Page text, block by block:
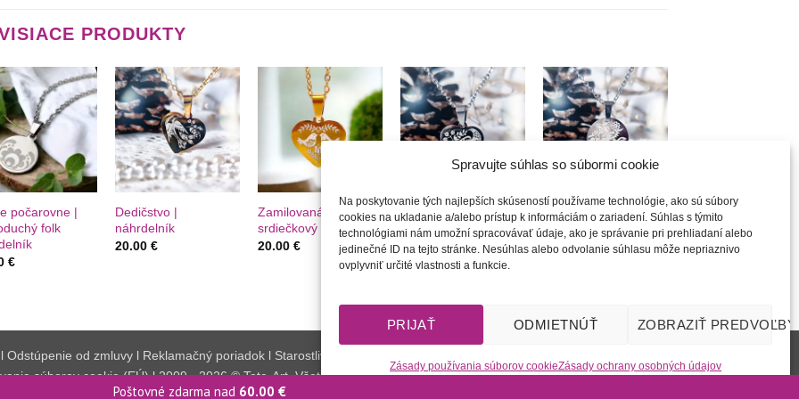
Spravujte súhlas so súbormi cookie
Na poskytovanie tých najlepších skúseností používame technológie, ako sú súbory
cookies na ukladanie a/alebo prístup k informáciám o zariadení. Súhlas s týmito
technológiami nám umožní spracovávať údaje, ako je správanie pri prehliadaní alebo
jedinečné ID na tejto stránke. Nesúhlas alebo odvolanie súhlasu môže nepriaznivo
ovplyvniť určité vlastnosti a funkcie.
PRIJAŤ ODMIETNÚŤ ZOBRAZIŤ PREDVOĽBY
Zásady používania súborov cookieZásady ochrany osobných údajov
PRODUKTY
Túto
krasotinku
si prosím
počarovne |
folk
€
Túto
krasotinku
si prosím
+
Dedičstvo |
náhrdelník
20.00 €
Túto
krasotinku
si prosím
Zamilovaná |
srdiečkový náhrdelník
20.00 €
Túto
krasotinku
si prosím
Dedičstvo |
náhrdelník
20.00€
Túto
krasotinku
si prosím
Dedičstvo |
náhrdelník
20.00€
l Odstúpenie od zmluvy l Reklamačný poriadok l Starostlivosť o šperky
súborov cookie (EÚ) l2009 - 2026 © Tete-Art, Všetky práva vyhradené
Poštovné zdarma nad 60.00 €